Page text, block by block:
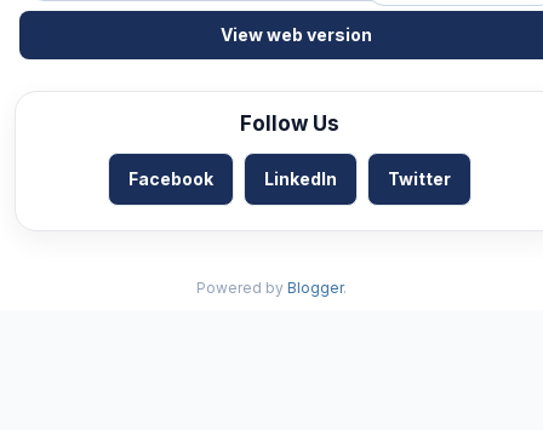
View web version
Follow Us
Facebook LinkedIn Twitter
Powered by Blogger.